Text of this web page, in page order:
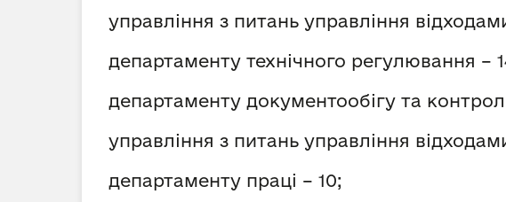
управління з питань управління
департаменту технічного регулювання –
департаменту документообігу та
управління з питань управління
департаменту праці – 10;